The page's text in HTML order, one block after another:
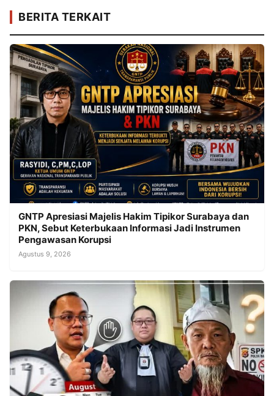
BERITA TERKAIT
GNTP Apresiasi Majelis Hakim Tipikor Surabaya dan
PKN, Sebut Keterbukaan Informasi Jadi Instrumen
Pengawasan Korupsi
Agustus 9, 2026